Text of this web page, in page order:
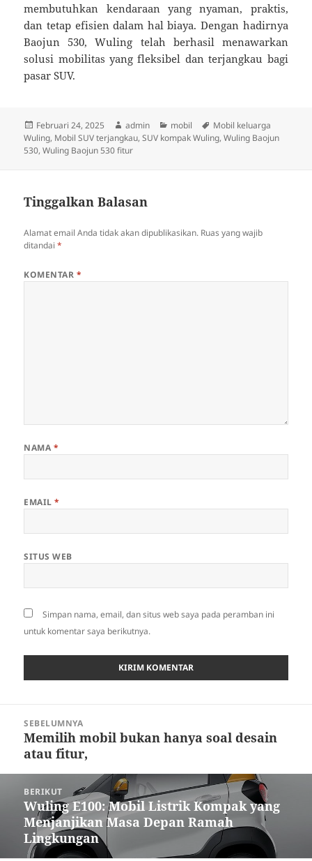
membutuhkan kendaraan yang nyaman, praktis,
dan tetap efisien dalam hal biaya. Dengan hadirnya
Baojun 530, Wuling telah berhasil menawarkan
solusi mobilitas yang fleksibel dan terjangkau bagi
pasar SUV.
Diposkan
pada
Februari 24, 2025 Penulis
admin Kategori
mobil Tag
Mobil keluarga
Wuling, Mobil SUV terjangkau,SUV kompak Wuling,Wuling Baojun
530,Wuling Baojun 530 fitur
Tinggalkan Balasan
Alamat email Anda tidak akan dipublikasikan. Ruas yang wajib
ditandai*
KOMENTAR *
NAMA *
EMAIL*
SITUS WEB
Simpan nama, email, dan situs web saya pada peramban ini
untuk komentar saya berikutnya.
SEBELUMNYA
Pos
sebelumnya:
Memilih mobil bukan hanya soal desain
atau fitur,
BERIKUT
Pos
berikutnya:
Wuling E100: Mobil Listrik Kompak yang
Menjanjikan Masa Depan Ramah
Lingkungan